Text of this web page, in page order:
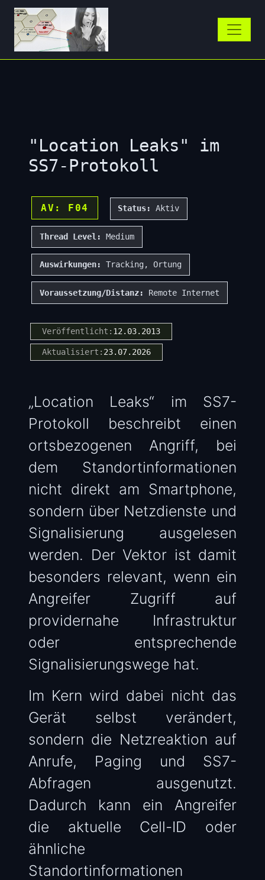
"Location Leaks" im
SS7-Protokoll
AV: F04 Status: Aktiv
Thread Level: Medium
Auswirkungen: Tracking, Ortung
Voraussetzung/Distanz: Remote Internet
Veröffentlicht: 12.03.2013
Aktualisiert: 23.07.2026
„Location Leaks“ im SS7-
Protokoll beschreibt einen
ortsbezogenen Angriff, bei
dem Standortinformationen
nicht direkt am Smartphone,
sondern über Netzdienste und
Signalisierung ausgelesen
werden. Der Vektor ist damit
besonders relevant, wenn ein
Angreifer Zugriff auf
providernahe Infrastruktur
oder entsprechende
Signalisierungswege hat.
Im Kern wird dabei nicht das
Gerät selbst verändert,
sondern die Netzreaktion auf
Anrufe, Paging und SS7-
Abfragen ausgenutzt.
Dadurch kann ein Angreifer
die aktuelle Cell-ID oder
ähnliche
Standortinformationen